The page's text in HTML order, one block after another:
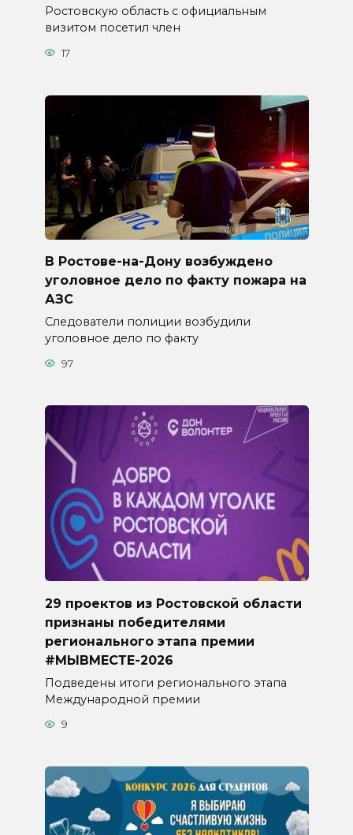
Ростовскую область с официальным
визитом посетил член
17
В Ростове-на-Дону возбуждено
уголовное дело по факту пожара на
АЗС
Следователи полиции возбудили
уголовное дело по факту
97
29 проектов из Ростовской области
признаны победителями
регионального этапа премии
#МЫВМЕСТЕ-2026
Подведены итоги регионального этапа
Международной премии
9